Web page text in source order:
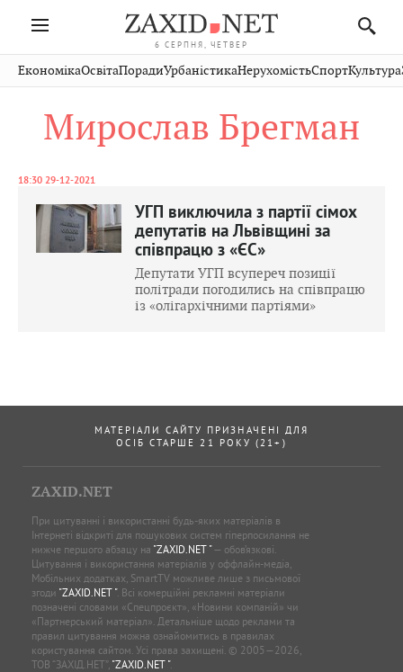
6 СЕРПНЯ, ЧЕТВЕР
Івано-
Франківськ
Волинь
Рівне
Чернівці
Стрий
Хмельницький
Публікації
Авто СловкоКультура
Кіно Дім СпортКраєзнавство
ЕкономікаОсвітаПорадиУрбаністикаНерухомістьСпортКультура
Мирослав Брегман
18:30 29-12-2021
УГП виключила з партії сімох
депутатів на Львівщині за
співпрацю з «ЄС»
Депутати УГП всупереч позиції
політради погодились на співпрацю
із «олігархічними партіями»
МАТЕРІАЛИ САЙТУ ПРИЗНАЧЕНІ ДЛЯ
ОСІБ СТАРШЕ 21 РОКУ (21+)
ZAXID.NET
При цитуванні і використанні будь-яких матеріалів в
Інтернеті відкриті для пошукових систем гіперпосилання не
нижче першого абзацу на "ZAXID.NET "— обов’язкові.
Цитування і використання матеріалів у оффлайн-медіа,
Мобільних додатках, SmartTV можливе лише з письмової
згоди "ZAXID.NET ". Всі комерційні рекламні матеріали
позначені словами «Спецпроєкт», «Новини компаній» чи
«Партнерський матеріал». Детальніше щодо реклами та
правил цитування можна ознайомитись в правилах
користування сайтом. Усі права захищені. © 2005—2026,
ТОВ “ЗАХІД.НЕТ”, "ZAXID.NET ".